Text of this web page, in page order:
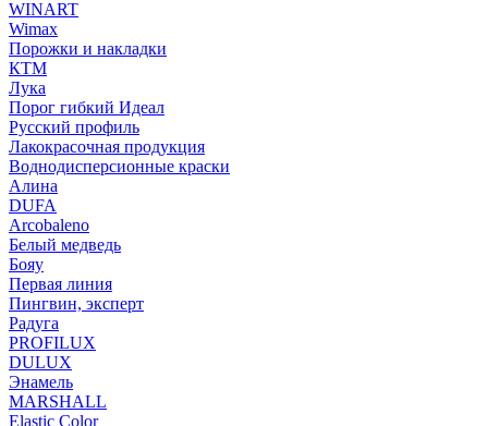
WINART
Wimax
Порожки и накладки
КТМ
Лука
Порог гибкий Идеал
Русский профиль
Лакокрасочная продукция
Воднодисперсионные краски
Алина
DUFA
Arcobaleno
Белый медведь
Бояу
Первая линия
Пингвин, эксперт
Радуга
PROFILUX
DULUX
Энамель
MARSHALL
Elastic Color